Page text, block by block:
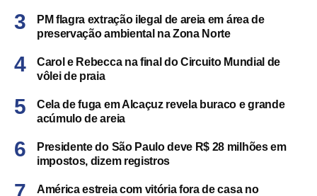
PM flagra extração ilegal de areia em área de
preservação ambiental na Zona Norte
Carol e Rebecca na final do Circuito Mundial de
vôlei de praia
Cela de fuga em Alcaçuz revela buraco e grande
acúmulo de areia
Presidente do São Paulo deve R$ 28 milhões em
impostos, dizem registros
América estreia com vitória fora de casa no